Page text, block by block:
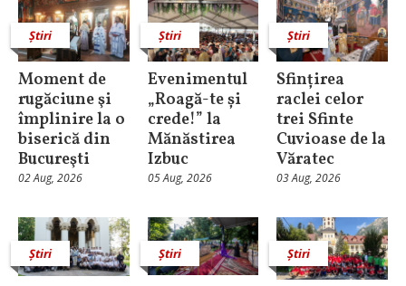
Știri
Moment de
rugăciune şi
împlinire la o
biserică din
Bucureşti
02 Aug, 2026
Știri
Evenimentul
„Roagă-te și
crede!” la
Mănăstirea
Izbuc
05 Aug, 2026
Știri
Sfințirea
raclei celor
trei Sfinte
Cuvioase de la
Văratec
03 Aug, 2026
Știri Știri Știri